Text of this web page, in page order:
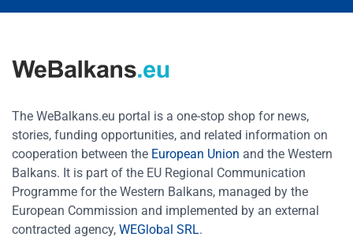
The WeBalkans.eu portal is a one-stop shop for news,
stories, funding opportunities, and related information on
cooperation between the European Union and the Western
Balkans. It is part of the EU Regional Communication
Programme for the Western Balkans, managed by the
European Commission and implemented by an external
contracted agency, WEGlobal SRL.